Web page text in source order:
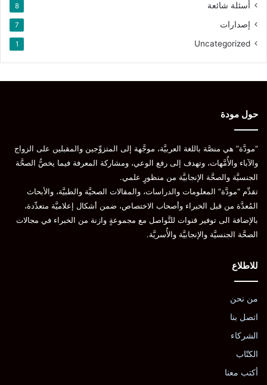
أسئلة شائعة 8
إصدارات 7
Uncategorized
1
حول مودة
“مودَّة” هي منصَّة باللغة العربيَّة، موجَّهة إلى المتزوِّجين والمقبلين على الزواج
والآباء والأُمَّهات، وتهدف إلى رفع الوعي، ومشاركة المعرفة فيما يخصُّ الصحَّة
الجنسيَّة والصحَّة الإنجابيَّة من منظورٍ علمي.
تقدِّم “مودَّة” المعلومات والدراسات، والمقالات الصحيَّة والطبيَّة، والأبحاث
المُعدَّة من قبل الخبراء وأصحاب الاختصاص، ضمن أشكال إعلاميَّة متعدِّدة،
بالإضافة الى توفير قنوات للتَّواصل مع مجموعةٍ وازنة من الخبراء في مجالات
الصحَّة الجنسيَّة والإنجابيَّة والأُسريَّة.
للاطلاع
من نحن
اتصل بنا
الشركاء
الكتّاب
أكتب معنا